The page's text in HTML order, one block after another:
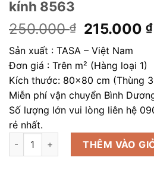
kính 8563
250.000₫
Giá
gốc
là:
250.000 ₫.
215.000₫
Sản xuất : TASA – Việt Nam
Đơn giá : Trên m² (Hàng loại 1)
Kích thước: 80×80 cm (Thùng 3
Miễn phí vận chuyển Bình
Số lượng lớn vui lòng liên hệ
rẻ nhất.
Gạch lát nền 80x80 TASA đá
THÊM VÀO